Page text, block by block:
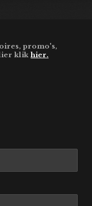
promo's,
klikhier.